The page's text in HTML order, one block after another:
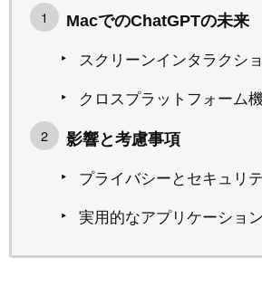
MacでのChatGPTの未来
スクリーンインタラクシ
クロスプラットフォーム
影響と考慮事項
プライバシーとセキュリ
実用的なアプリケーション